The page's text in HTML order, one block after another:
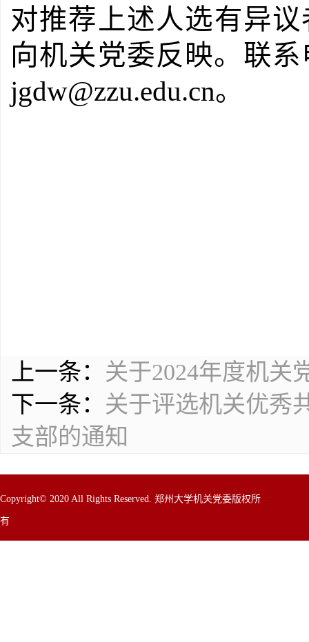
对推荐上述人选有异
向机关党委反映。联
jgdw@zzu.edu.cn。
上一条： 关于2024年度机关
下一条： 关于评选机关优秀
支部的通知
Copyright© 2020 All Rights Reserved. 郑州大学机关党委版权所
有